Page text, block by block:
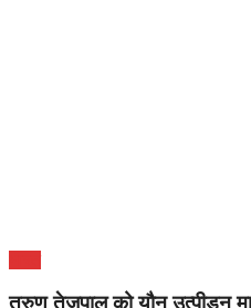
तरुण तेजपाल को यौन उत्पीड़न